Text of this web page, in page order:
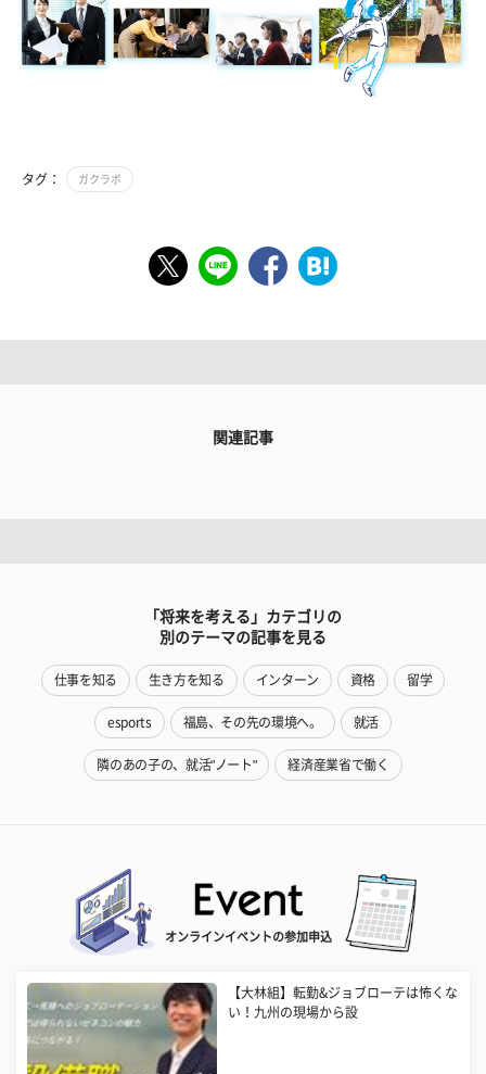
タグ： ガクラボ
関連記事
「将来を考える」カテゴリの
別のテーマの記事を見る
仕事を知る 生き方を知る インターン 資格 留学
esports 福島、その先の環境へ。 就活
隣のあの子の、就活"ノート" 経済産業省で働く
オンラインイベントの参加申込
【大林組】転勤&ジョブローテは怖くな
い！九州の現場から設